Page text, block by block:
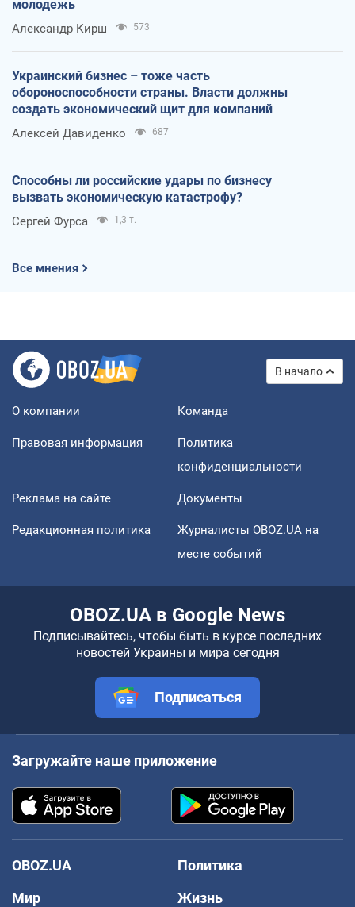
молодежь
Александр Кирш 573
Украинский бизнес – тоже часть
обороноспособности страны. Власти должны
создать экономический щит для компаний
Алексей Давиденко 687
Способны ли российские удары по бизнесу
вызвать экономическую катастрофу?
Сергей Фурса 1,3 т.
Все мнения
В начало
О компании Команда
Правовая информация
Политика
конфиденциальности
Реклама на сайте Документы
Редакционная политика
Журналисты OBOZ.UA на
месте событий
OBOZ.UA в Google News
Подписывайтесь, чтобы быть в курсе последних
новостей Украины и мира сегодня
Подписаться
Загружайте наше приложение
OBOZ.UA
Политика
Мир
Жизнь